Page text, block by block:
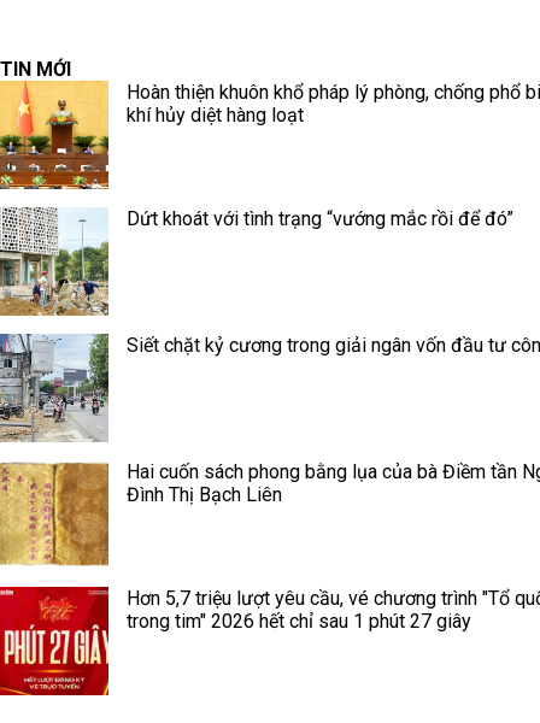
TIN MỚI
Hoàn thiện khuôn khổ pháp lý phòng, chống phổ
khí hủy diệt hàng loạt
Dứt khoát với tình trạng “vướng mắc rồi để đó”
Siết chặt kỷ cương trong giải ngân vốn đầu tư
Hai cuốn sách phong bằng lụa của bà Điềm tần
Đình Thị Bạch Liên
Hơn 5,7 triệu lượt yêu cầu, vé chương trình "Tổ
trong tim" 2026 hết chỉ sau 1 phút 27 giây